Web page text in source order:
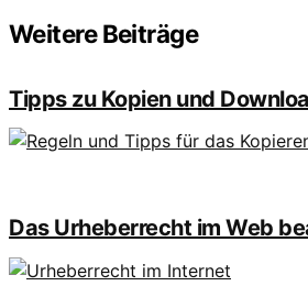
Weitere Beiträge
Tipps zu Kopien und
Das Urheberrecht im Web